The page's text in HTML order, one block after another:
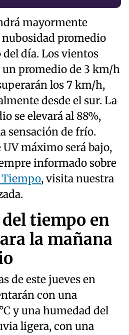
mayormente
promedio
día. Los vientos
un promedio de 3 km/h
los 7 km/h,
desde el sur. La
se elevará al 88%,
sensación de frío.
máximo será bajo,
informado sobre
Tiempo, visita nuestra
tiempo en
la mañana
de este jueves en
con una
y una humedad del
ligera, con una